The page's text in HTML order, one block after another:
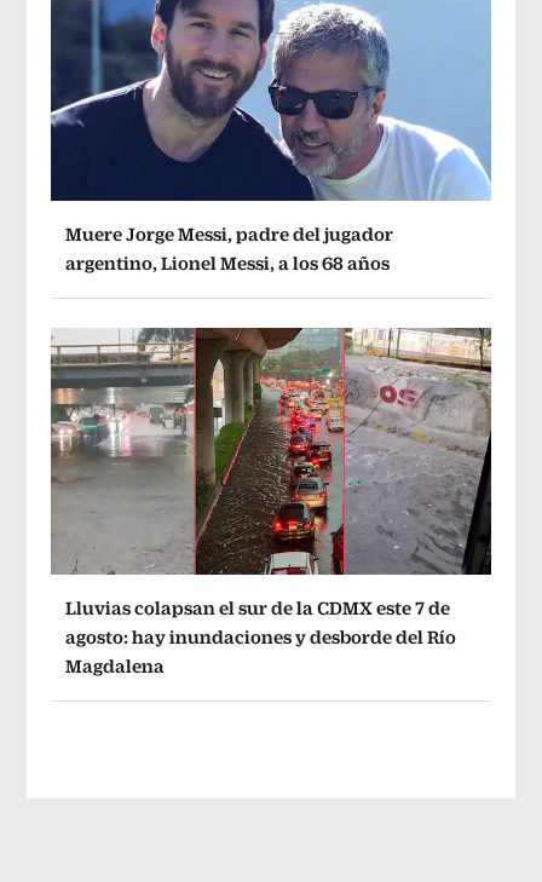
Muere Jorge Messi, padre del jugador
argentino, Lionel Messi, a los 68 años
Lluvias colapsan el sur de la CDMX este 7 de
agosto: hay inundaciones y desborde del Río
Magdalena